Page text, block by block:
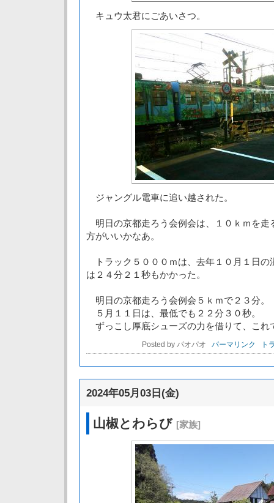
キュウ太君にごあいさつ。
ジャングル電車に追い越された。
明日の京都走ろう会例会は、１０ｋｍを走
方がいいかなあ。
トラック５０００ｍは、去年１０月１日の
は２４分２１秒もかかった。
明日の京都走ろう会例会５ｋｍで２３分。
５月１１日は、最低でも２２分３０秒。
ずっこし厚底シューズの力を借りて、これ
Posted by パオパオ パーマリンク ト
2024年05月03日(金)
山椒とわらび [家族]